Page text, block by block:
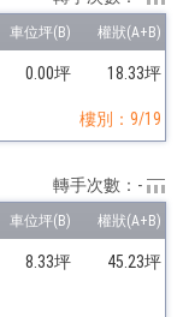
0.00坪 18.33坪
樓別：9/19
8.33坪 45.23坪
轉手次數：-